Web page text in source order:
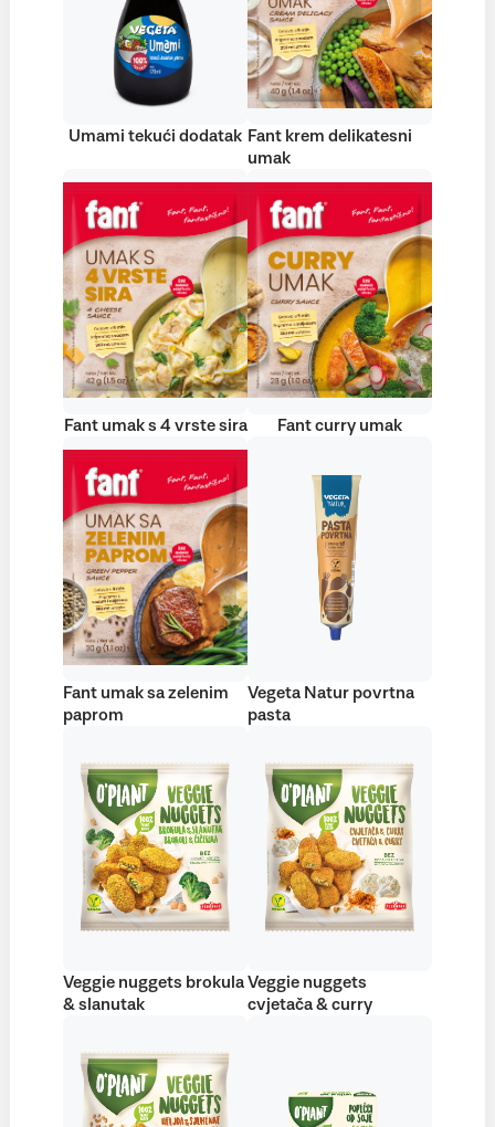
Umami tekući dodatak Fant krem delikatesni
umak
Fant umak s 4 vrste sira Fant curry umak
Fant umak sa zelenim
paprom
Vegeta Natur povrtna
pasta
Veggie nuggets brokula
& slanutak
Veggie nuggets
cvjetača & curry